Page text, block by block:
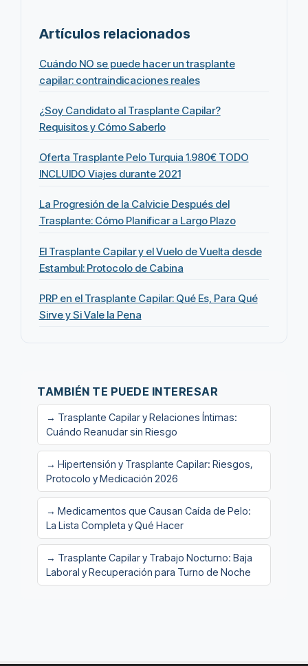
Artículos relacionados
Cuándo NO se puede hacer un trasplante
capilar: contraindicaciones reales
¿Soy Candidato al Trasplante Capilar?
Requisitos y Cómo Saberlo
Oferta Trasplante Pelo Turquia 1.980€ TODO
INCLUIDO Viajes durante 2021
La Progresión de la Calvicie Después del
Trasplante: Cómo Planificar a Largo Plazo
El Trasplante Capilar y el Vuelo de Vuelta desde
Estambul: Protocolo de Cabina
PRP en el Trasplante Capilar: Qué Es, Para Qué
Sirve y Si Vale la Pena
TAMBIÉN TE PUEDE INTERESAR
→ Trasplante Capilar y Relaciones Íntimas:
Cuándo Reanudar sin Riesgo
→ Hipertensión y Trasplante Capilar: Riesgos,
Protocolo y Medicación 2026
→ Medicamentos que Causan Caída de Pelo:
La Lista Completa y Qué Hacer
→ Trasplante Capilar y Trabajo Nocturno: Baja
Laboral y Recuperación para Turno de Noche